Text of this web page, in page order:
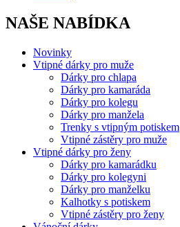
NAŠE NABÍDKA
Novinky
Vtipné dárky pro muže
Dárky pro chlapa
Dárky pro kamaráda
Dárky pro kolegu
Dárky pro manžela
Trenky s vtipným potiskem
Vtipné zástěry pro muže
Vtipné dárky pro ženy
Dárky pro kamarádku
Dárky pro kolegyni
Dárky pro manželku
Kalhotky s potiskem
Vtipné zástěry pro ženy